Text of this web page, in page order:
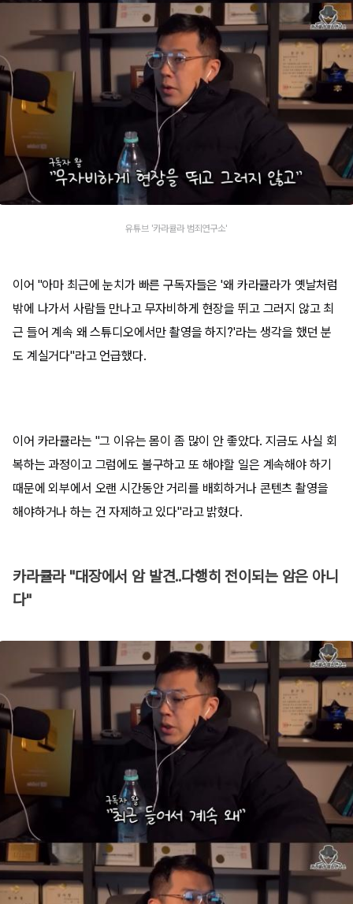
유튜브 '카라큘라 범죄연구소'
이어 "아마 최근에 눈치가 빠른 구독자들은 '왜 카라큘라가 옛날처럼
밖에 나가서 사람들 만나고 무자비하게 현장을 뛰고 그러지 않고 최
근 들어 계속 왜 스튜디오에서만 촬영을 하지?'라는 생각을 했던 분
도 계실거다"라고 언급했다.
이어 카라큘라는 "그 이유는 몸이 좀 많이 안 좋았다. 지금도 사실 회
복하는 과정이고 그럼에도 불구하고 또 해야할 일은 계속해야 하기
때문에 외부에서 오랜 시간동안 거리를 배회하거나 콘텐츠 촬영을
해야하거나 하는 건 자제하고 있다"라고 밝혔다.
카라큘라 "대장에서 암 발견..다행히 전이되는 암은 아니
다"